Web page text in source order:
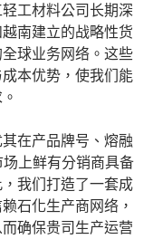
工材料公司长期深
南建立的战略性货
球业务网络。这些
本优势，使我们能
在产品牌号、熔融
上鲜有分销商具备
我们打造了一套成
石化生产商网络，
确保贵司生产运营